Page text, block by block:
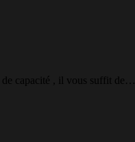
de capacité , il vous suffit de…